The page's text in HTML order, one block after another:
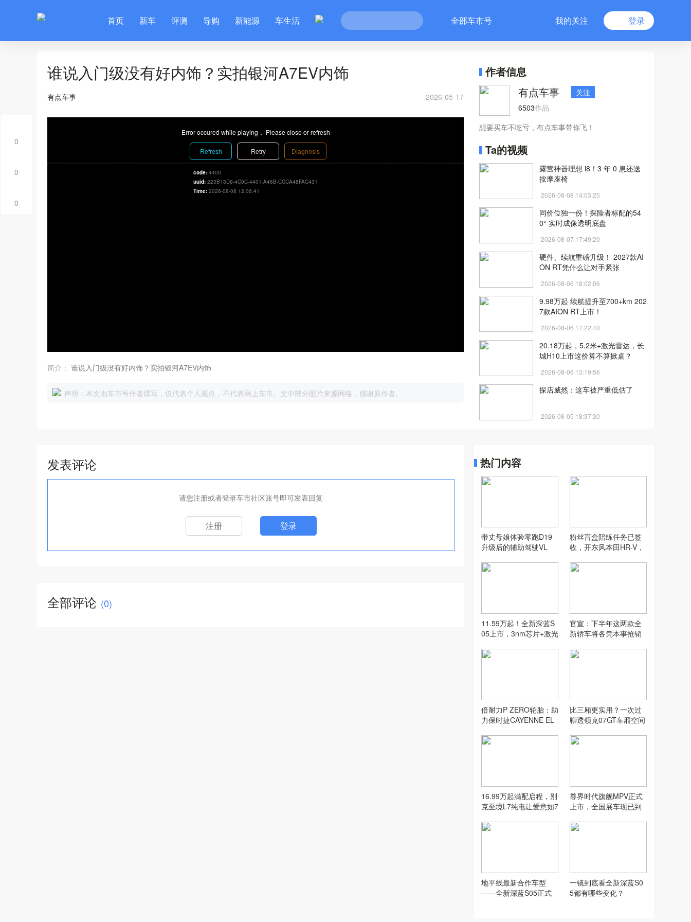
首页 新车 评测 导购 新能源 车生活 全部车市号 我的关注 登录
0
0
0
谁说入门级没有好内饰？实拍银河A7EV内饰
有点车事 2026-05-17
Error occured while playing， Please close or refresh
Refresh Retry Diagnosis
code: 4400
uuid: 223B13D9-4C0C-4401-A46B-CCCA48FAC431
Time: 2026-08-08 12:06:41
简介： 谁说入门级没有好内饰？实拍银河A7EV内饰
声明：本文由车市号作者撰写，仅代表个人观点，不代表网上车市。文中部分图片来源网络，感谢原作者。
作者信息
有点车事
关注
6503作品
想要买车不吃亏，有点车事带你飞！
Ta的视频
露营神器理想 i8！3 年 0 息还送
按摩座椅
2026-08-08 14:03:25
同价位独一份！探险者标配的54
0° 实时成像透明底盘
2026-08-07 17:49:20
硬件、续航重磅升级！ 2027款AI
ON RT凭什么让对手紧张
2026-08-06 18:02:06
9.98万起 续航提升至700+km 202
7款AION RT上市！
2026-08-06 17:22:40
20.18万起，5.2米+激光雷达，长
城H10上市这价算不算掀桌？
2026-08-06 13:19:56
探店威然：这车被严重低估了
2026-08-05 18:37:30
发表评论
请您注册或者登录车市社区账号即可发表回复
注册 登录
全部评论 (0)
热门内容
带丈母娘体验零跑D19
升级后的辅助驾驶VL
粉丝盲盒陪练任务已签
收，开东风本田HR-V，
11.59万起！全新深蓝S
05上市，3nm芯片+激光
官宣：下半年这两款全
新轿车将各凭本事抢销
倍耐力P ZERO轮胎：助
力保时捷CAYENNE EL
比三厢更实用？一次过
聊透领克07GT车厢空间
16.99万起满配启程，别
克至境L7纯电让爱意如7
尊界时代旗舰MPV正式
上市，全国展车现已到
地平线最新合作车型
——全新深蓝S05正式
一镜到底看全新深蓝S0
5都有哪些变化？